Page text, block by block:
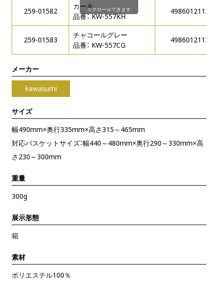
259-01582
カーキ
品番： KW-557KH
259-01583
チャコールグレー
品番： KW-557CG
スクロールできます
メーカー
kawasumi
サイズ
幅490mm×奥行335mm×高さ315～465mm
対応バスケットサイズ：幅440～480mm×奥行290～330mm×高
さ230～300mm
重量
300g
展示形態
箱
素材
ポリエステル100％